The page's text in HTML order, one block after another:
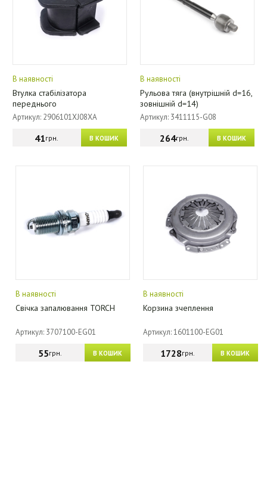
В наявності
Втулка стабілізатора
переднього
Артикул: 2906101XJ08XA
В КОШИК
41грн.
В наявності
Рульова тяга (внутрішній d=16,
зовнішній d=14)
Артикул: 3411115-G08
В КОШИК
264грн.
В наявності
Свічка запалювання TORCH
Артикул: 3707100-EG01
В КОШИК
55грн.
В наявності
Корзина зчеплення
Артикул: 1601100-EG01
В КОШИК
1728грн.